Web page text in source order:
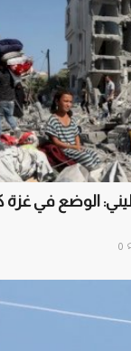
الوضع في غزة
0